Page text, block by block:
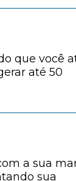
que você
até 50
a sua
sua